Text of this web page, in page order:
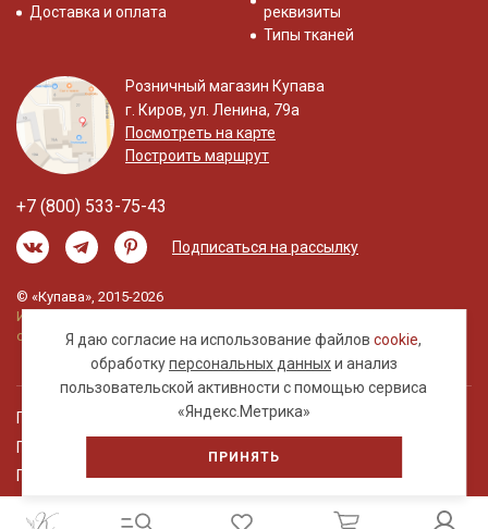
Я даю согласие на использование файловcookie,
обработкуперсональных данныхи анализ
пользовательской активности с помощью сервиса
«Яндекс.Метрика»
ПРИНЯТЬ
Доставка и оплата
реквизиты
Типы тканей
Розничный магазин Купава
г. Киров, ул. Ленина, 79а
Посмотреть на карте
Построить маршрут
+7 (800) 533-75-43
Подписаться на рассылку
© «Купава», 2015-2026
Информация на сайте не является публичной
офертой.
Правовая информация
Политика обработки персональных данных
Пользовательское соглашение